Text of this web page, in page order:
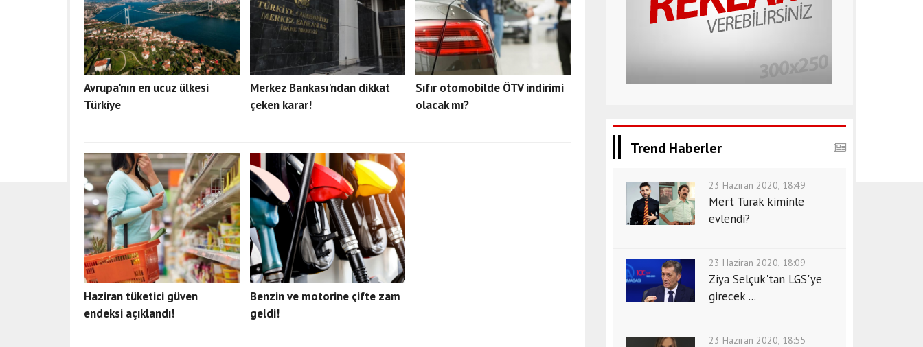
Avrupa'nın en ucuz ülkesi
Türkiye
Merkez Bankası'ndan dikkat
çeken karar!
Sıfır otomobilde ÖTV indirimi
olacak mı?
Haziran tüketici güven
endeksi açıklandı!
Benzin ve motorine çifte zam
geldi!
Trend Haberler
23 Haziran 2020, 18:49
Mert Turak kiminle
evlendi?
23 Haziran 2020, 18:09
Ziya Selçuk'tan LGS'ye
girecek ...
23 Haziran 2020, 18:55